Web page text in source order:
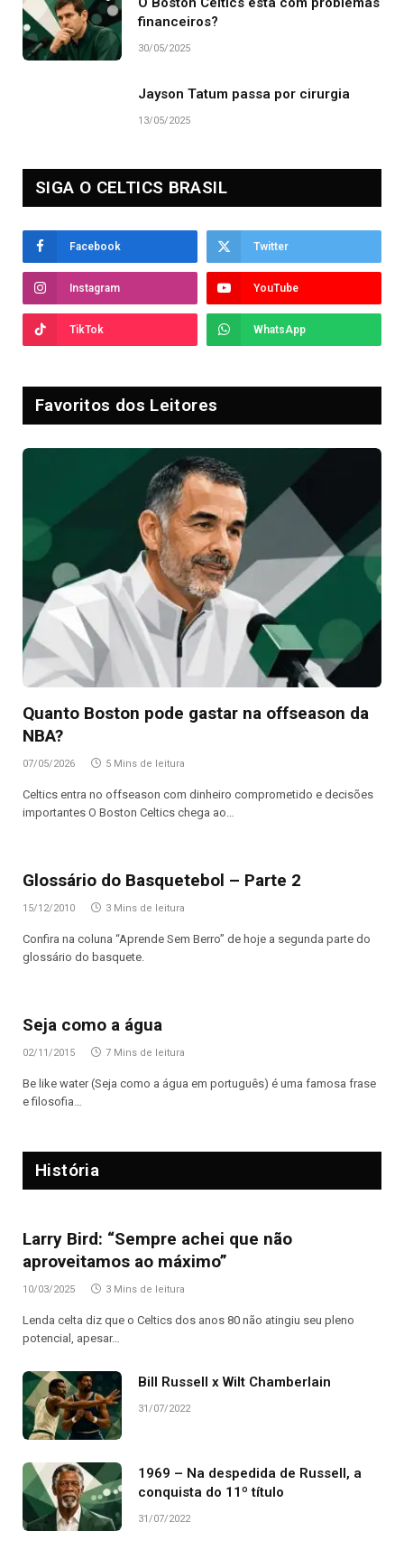
financeiros?
30/05/2025
Jayson Tatum passa por cirurgia
13/05/2025
SIGA O CELTICS BRASIL
Facebook Twitter
Instagram YouTube
TikTok WhatsApp
Favoritos dos Leitores
Quanto Boston pode gastar na offseason da
NBA?
07/05/2026 5 Mins de leitura
Celtics entra no offseason com dinheiro comprometido e decisões
importantes O Boston Celtics chega ao…
Glossário do Basquetebol – Parte 2
15/12/2010 3 Mins de leitura
Confira na coluna “Aprende Sem Berro” de hoje a segunda parte do
glossário do basquete.
Seja como a água
02/11/2015 7 Mins de leitura
Be like water (Seja como a água em português) é uma famosa frase
e filosofia…
História
Larry Bird: “Sempre achei que não
aproveitamos ao máximo”
10/03/2025 3 Mins de leitura
Lenda celta diz que o Celtics dos anos 80 não atingiu seu pleno
potencial, apesar…
Bill Russell x Wilt Chamberlain
31/07/2022
1969 – Na despedida de Russell, a
conquista do 11º título
31/07/2022